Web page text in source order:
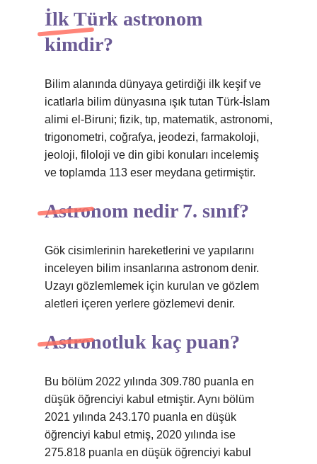
İlk Türk astronom
kimdir?
Bilim alanında dünyaya getirdiği ilk keşif ve
icatlarla bilim dünyasına ışık tutan Türk-İslam
alimi el-Biruni; fizik, tıp, matematik, astronomi,
trigonometri, coğrafya, jeodezi, farmakoloji,
jeoloji, filoloji ve din gibi konuları incelemiş
ve toplamda 113 eser meydana getirmiştir.
Astronom nedir 7. sınıf?
Gök cisimlerinin hareketlerini ve yapılarını
inceleyen bilim insanlarına astronom denir.
Uzayı gözlemlemek için kurulan ve gözlem
aletleri içeren yerlere gözlemevi denir.
Astronotluk kaç puan?
Bu bölüm 2022 yılında 309.780 puanla en
düşük öğrenciyi kabul etmiştir. Aynı bölüm
2021 yılında 243.170 puanla en düşük
öğrenciyi kabul etmiş, 2020 yılında ise
275.818 puanla en düşük öğrenciyi kabul